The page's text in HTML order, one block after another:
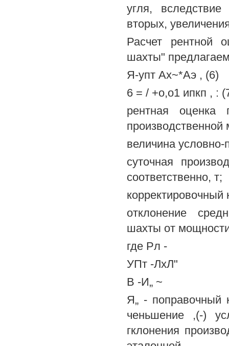
угля,
вторых,
Расчет рентной
шахты"
Я-упт Ах~*Аэ , (6)
6 = / +о,о1 ипкп , :
рентная оценка
производственной
величина
суточная
соответственно, т;
отклонение
шахты от
где Рл -
УПт -ЛхЛ"
В -И„ ~
Я„ - поправочный
ченьшение ,(-)
гклонения